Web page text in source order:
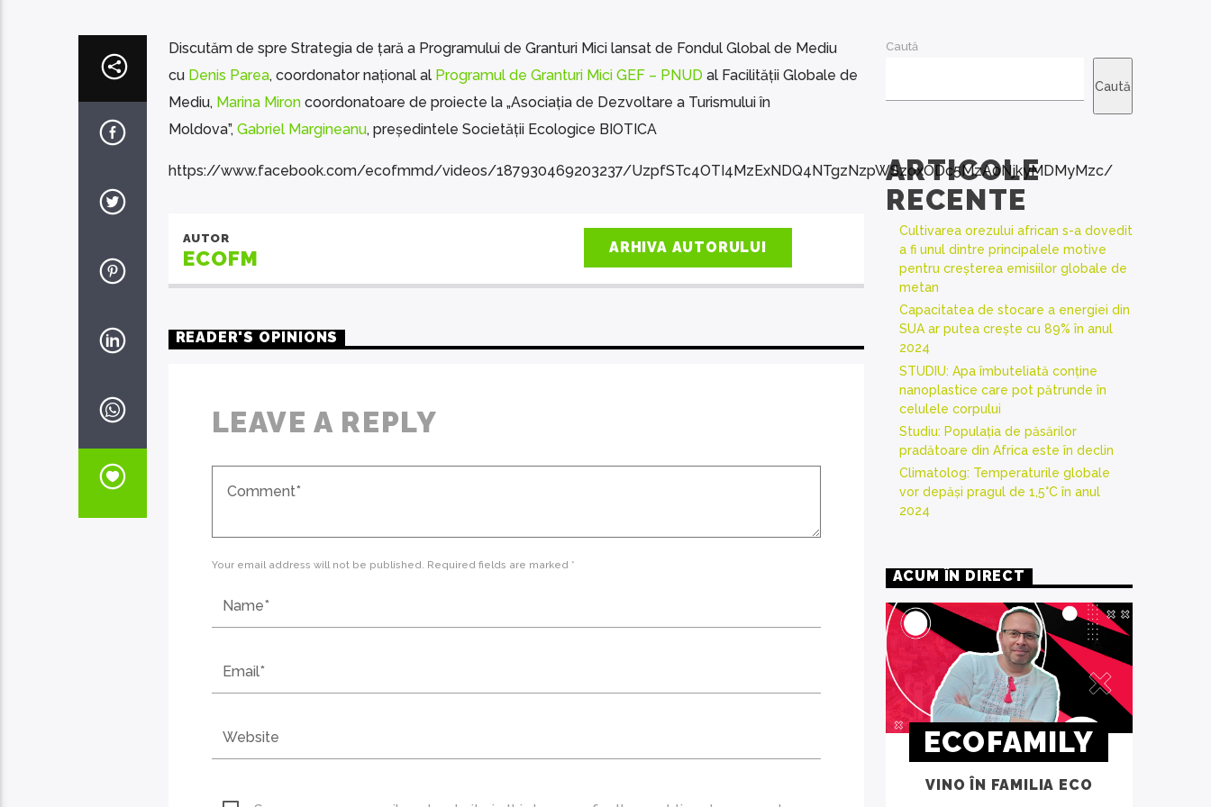
Discutăm de spre Strategia de țară a Programului de Granturi Mici lansat de Fondul Global de Mediu
cu Denis Parea, coordonator național al Programul de Granturi Mici GEF – PNUD al Facilității Globale de
Mediu, Marina Mironcoordonatoare de proiecte la „Asociația de Dezvoltare a Turismului în
Moldova”, Gabriel Margineanu, președintele Societății Ecologice BIOTICA
https://www.facebook.com/ecofmmd/videos/187930469203237/UzpfSTc4OTI4MzExNDQ4NTgzNzpWSzoxODc5MzA0NjkyMDMyMzc/
AUTOR
ECOFM ARHIVA AUTORULUI
READER'S OPINIONS
LEAVE A REPLY
Your email address will not be published. Required fields are marked *
Caută
Caută
ARTICOLE
RECENTE
Cultivarea orezului african s-a dovedit
a fi unul dintre principalele motive
pentru creșterea emisiilor globale de
metan
Capacitatea de stocare a energiei din
SUA ar putea crește cu 89% în anul
2024
STUDIU: Apa îmbuteliată conține
nanoplastice care pot pătrunde în
celulele corpului
Studiu: Populația de păsărilor
pradătoare din Africa este în declin
Climatolog: Temperaturile globale
vor depăși pragul de 1,5°C în anul
2024
ACUM ÎN DIRECT
ECOFAMILY
VINO ÎN FAMILIA ECO